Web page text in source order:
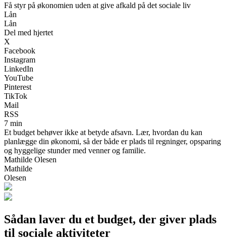
Få styr på økonomien uden at give afkald på det sociale liv
Lån
Lån
Del med hjertet
X
Facebook
Instagram
LinkedIn
YouTube
Pinterest
TikTok
Mail
RSS
7 min
Et budget behøver ikke at betyde afsavn. Lær, hvordan du kan
planlægge din økonomi, så der både er plads til regninger, opsparing
og hyggelige stunder med venner og familie.
Mathilde Olesen
Mathilde
Olesen
Sådan laver du et budget, der giver plads
til sociale aktiviteter